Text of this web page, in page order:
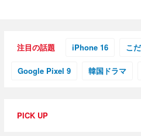
注目の話題 iPhone 16 こ
Google Pixel 9 韓国ドラマ
PICK UP